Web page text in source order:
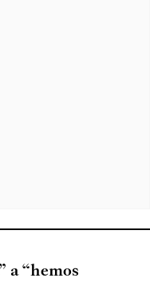
a “hemos